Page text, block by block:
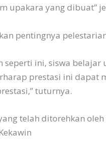
upakara yang dibuat”
pentingnya
seperti ini, siswa
prestasi ini dapat
tuturnya.
telah ditorehkan